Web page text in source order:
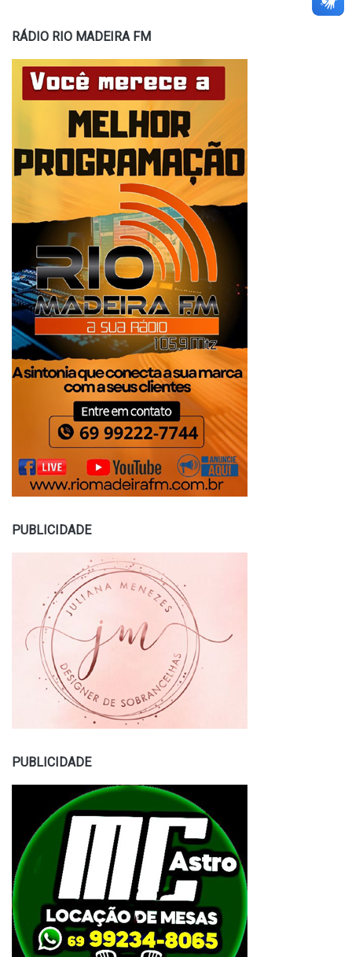
RÁDIO RIO MADEIRA FM
PUBLICIDADE
PUBLICIDADE